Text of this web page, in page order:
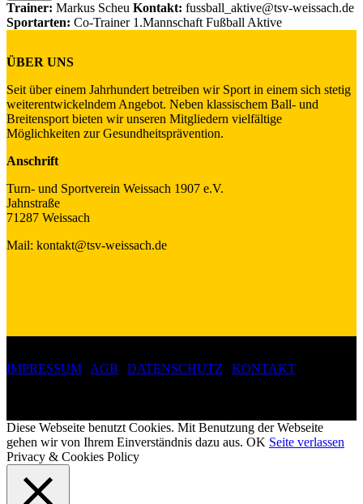
Trainer: Markus Scheu Kontakt: fussball_aktive@tsv-weissach.de
Sportarten: Co-Trainer 1.Mannschaft Fußball Aktive
ÜBER UNS
Seit über einem Jahrhundert betreiben wir Sport in einem sich stetig
weiterentwickelndem Angebot. Neben klassischem Ball- und
Breitensport bieten wir unseren Mitgliedern vielfältige
Möglichkeiten zur Gesundheitsprävention.
Anschrift
Turn- und Sportverein Weissach 1907 e.V.
Jahnstraße
71287 Weissach
Mail: kontakt@tsv-weissach.de
IMPRESSUM AGB DATENSCHUTZ
KONTAKT
Diese Webseite benutzt Cookies. Mit Benutzung der Webseite
gehen wir von Ihrem Einverständnis dazu aus. OK Seite verlassen
Privacy & Cookies Policy